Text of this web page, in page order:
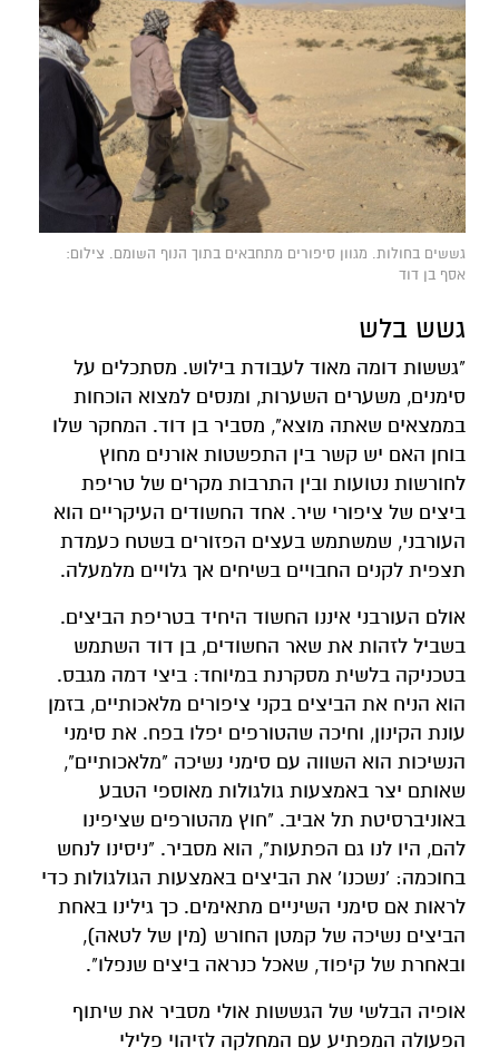
גששים בחולות. מגוון סיפורים מתחבאים בתוך הנוף השומם. צילום:
אסף בן דוד
גשש בלש
"גששות דומה מאוד לעבודת בילוש. מסתכלים על
סימנים, משערים השערות, ומנסים למצוא הוכחות
בממצאים שאתה מוצא", מסביר בן דוד. המחקר שלו
בוחן האם יש קשר בין התפשטות אורנים מחוץ
לחורשות נטועות ובין התרבות מקרים של טריפת
ביצים של ציפורי שיר. אחד החשודים העיקריים הוא
העורבני, שמשתמש בעצים הפזורים בשטח כעמדת
תצפית לקנים החבויים בשיחים אך גלויים מלמעלה.
אולם העורבני איננו החשוד היחיד בטריפת הביצים.
בשביל לזהות את שאר החשודים, בן דוד השתמש
בטכניקה בלשית מסקרנת במיוחד: ביצי דמה מגבס.
הוא הניח את הביצים בקני ציפורים מלאכותיים, בזמן
עונת הקינון, וחיכה שהטורפים יפלו בפח. את סימני
הנשיכות הוא השווה עם סימני נשיכה "מלאכותיים",
שאותם יצר באמצעות גולגולות מאוספי הטבע
באוניברסיטת תל אביב. "חוץ מהטורפים שציפינו
להם, היו לנו גם הפתעות", הוא מסביר. "ניסינו לנחש
בחוכמה: 'נשכנו' את הביצים באמצעות הגולגולות כדי
לראות אם סימני השיניים מתאימים. כך גילינו באחת
הביצים נשיכה של קמטן החורש (מין של לטאה),
ובאחרת של קיפוד, שאכל כנראה ביצים שנפלו".
אופיה הבלשי של הגששות אולי מסביר את שיתוף
הפעולה המפתיע עם המחלקה לזיהוי פלילי